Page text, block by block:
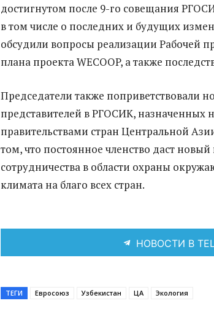
достигнутом после 9-го совещания
в том числе о последних и будущих
обсудили вопросы реализации Рабочей
плана проекта WECOOP, а также
Председатели также поприветствовали
представителей в РГОСИК, назначенных
правительствами стран Центральной
том, что постоянное членство даст
сотрудничества в области охраны
климата на благо всех стран.
НОВОСТИ В
ТЕГИ Евросоюз Узбекистан ЦА Экология